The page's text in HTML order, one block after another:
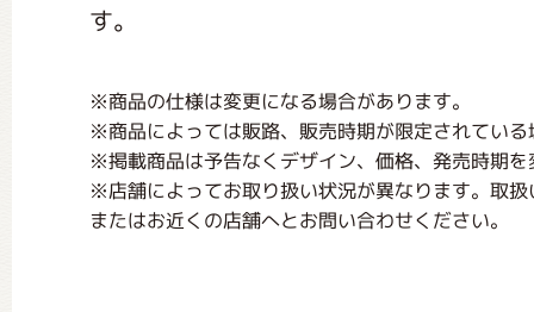
す。
※商品の仕様は変更になる場合があります。
※商品によっては販路、販売時期が限定されてい
※掲載商品は予告なくデザイン、価格、発売時期
※店舗によってお取り扱い状況が異なります。取
またはお近くの店舗へとお問い合わせください。